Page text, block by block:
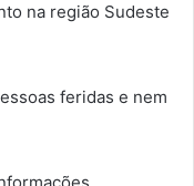
na região Sudeste
feridas e nem